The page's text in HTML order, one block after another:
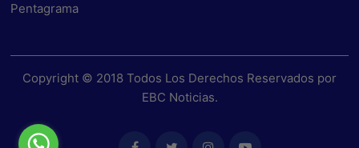
Pentagrama
Copyright © 2018 Todos Los Derechos Reservados por
EBC Noticias.